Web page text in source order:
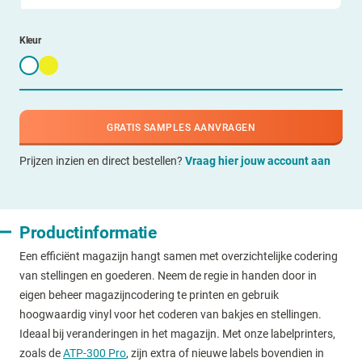
Kleur
GRATIS SAMPLES AANVRAGEN
Prijzen inzien en direct bestellen? Vraag hier jouw account aan
Productinformatie
Een efficiënt magazijn hangt samen met overzichtelijke codering
van stellingen en goederen. Neem de regie in handen door in
eigen beheer magazijncodering te printen en gebruik
hoogwaardig vinyl voor het coderen van bakjes en stellingen.
Ideaal bij veranderingen in het magazijn. Met onze labelprinters,
zoals deATP-300 Pro, zijn extra of nieuwe labels bovendien in